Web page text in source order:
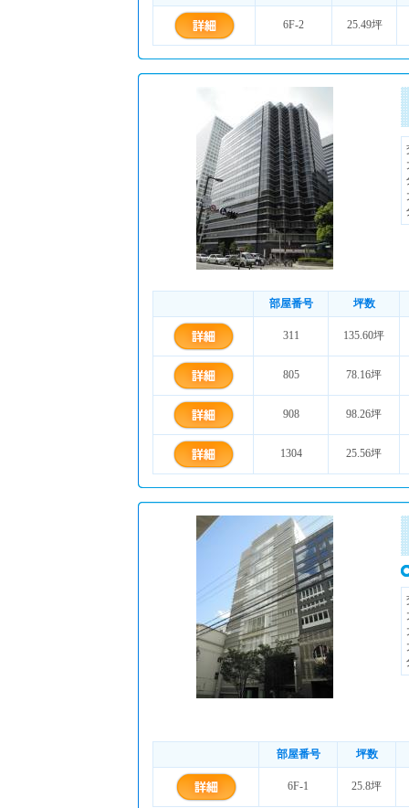
6F-2 25.49坪
部屋番号 坪数
311 135.60坪
805 78.16坪
908 98.26坪
1304 25.56坪
部屋番号 坪数
6F-1 25.8坪